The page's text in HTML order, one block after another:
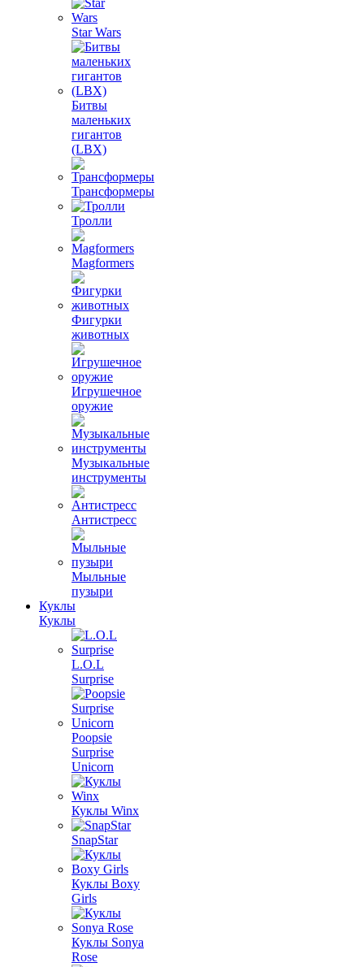
Star Wars
Битвы
маленьких
гигантов
(LBX)
Трансформеры
Тролли
Magformers
Фигурки
животных
Игрушечное
оружие
Музыкальные
инструменты
Антистресс
Мыльные
пузыри
Куклы
Куклы
L.O.L
Surprise
Poopsie
Surprise
Unicorn
Куклы Winx
SnapStar
Куклы Boxy
Girls
Куклы Sonya
Rose